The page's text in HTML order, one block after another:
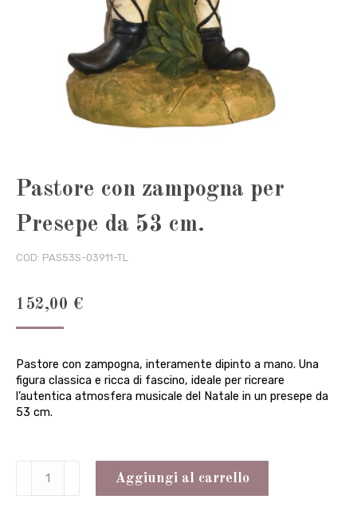
Pastore con zampogna per
Presepe da 53 cm.
COD: PAS53S-03911-TL
152,00 €
Pastore con zampogna, interamente dipinto a mano. Una
figura classica e ricca di fascino, ideale per ricreare
l’autentica atmosfera musicale del Natale in un presepe da
53 cm.
Pastore
con
Aggiungi al carrello